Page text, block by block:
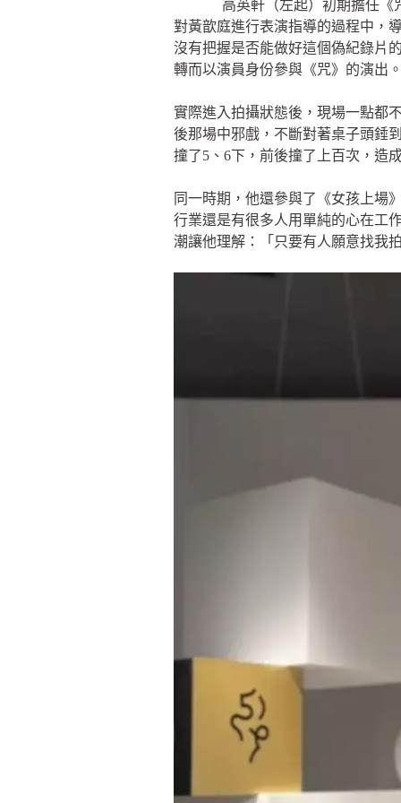
高英軒（左起）初期擔任《
對黃歆庭進行表演指導的過程中，
沒有把握是否能做好這個偽紀錄片
轉而以演員身份參與《咒》的演出
實際進入拍攝狀態後，現場一點都
後那場中邪戲，不斷對著桌子頭錘
撞了5、6下，前後撞了上百次，造
同一時期，他還參與了《女孩上場
行業還是有很多人用單純的心在工
潮讓他理解：「只要有人願意找我